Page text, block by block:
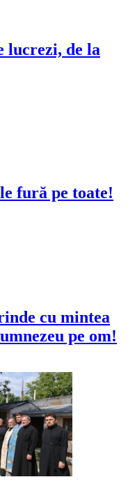
lucrezi, de la
fură pe toate!
cu mintea
pe om!